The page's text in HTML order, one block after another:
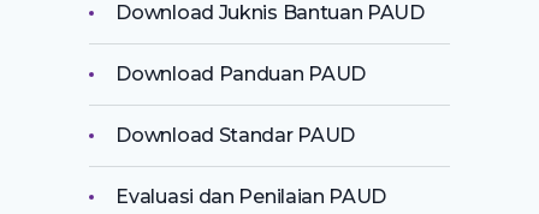
Download Juknis Bantuan PAUD
Download Panduan PAUD
Download Standar PAUD
Evaluasi dan Penilaian PAUD